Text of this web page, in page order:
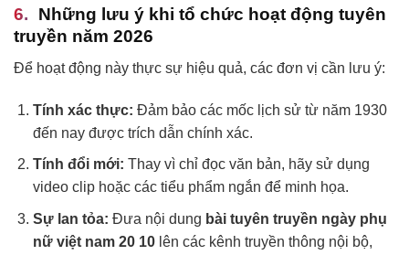
Những lưu ý khi tổ chức hoạt động tuyên
truyền năm 2026
Để hoạt động này thực sự hiệu quả, các đơn vị cần lưu ý:
Tính xác thực: Đảm bảo các mốc lịch sử từ năm 1930
đến nay được trích dẫn chính xác.
Tính đổi mới: Thay vì chỉ đọc văn bản, hãy sử dụng
video clip hoặc các tiểu phẩm ngắn để minh họa.
Sự lan tỏa: Đưa nội dung bài tuyên truyền ngày phụ
nữ việt nam 20 10lên các kênh truyền thông nội bộ,